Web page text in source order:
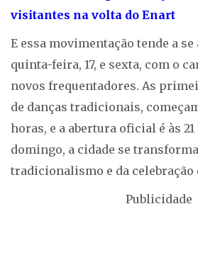
visitantes na volta do Enart
E essa movimentação tende a
quinta-feira, 17, e sexta, com o
novos frequentadores. As
de danças tradicionais,
horas, e a abertura oficial é às 21
domingo, a cidade se
tradicionalismo e da celebração
Publicidade